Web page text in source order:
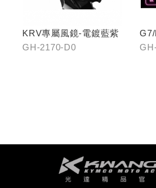
KRV專屬風鏡-電鍍藍紫
GH-2170-D0
(含